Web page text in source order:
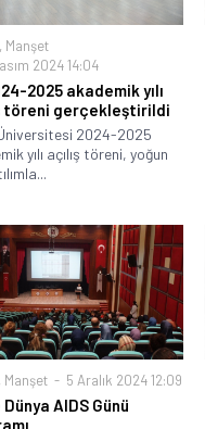
, Manşet
2024 14:04
2025 akademik yılı
töreni gerçekleştirildi
2024-2025
yılı açılış töreni, yoğun
Manşet 5 Aralık 2024 12:09
Dünya AIDS Günü